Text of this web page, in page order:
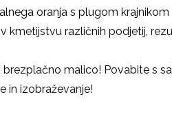
oranja s plugom krajnikom
kmetijstvu različnih podjetij,
malico! Povabite s
in izobraževanje!